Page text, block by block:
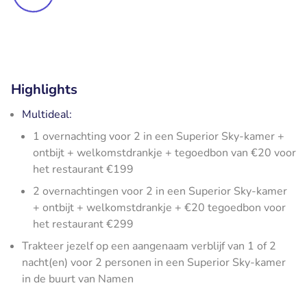
Highlights
Multideal:
1 overnachting voor 2 in een Superior Sky-kamer +
ontbijt + welkomstdrankje + tegoedbon van €20 voor
het restaurant €199
2 overnachtingen voor 2 in een Superior Sky-kamer
+ ontbijt + welkomstdrankje + €20 tegoedbon voor
het restaurant €299
Trakteer jezelf op een aangenaam verblijf van 1 of 2
nacht(en) voor 2 personen in een Superior Sky-kamer
in de buurt van Namen